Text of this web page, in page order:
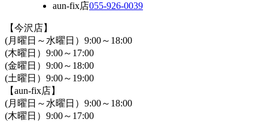
aun-fix店055-926-0039
【今沢店】
(月曜日～水曜日）9:00～18:00
(木曜日）9:00～17:00
(金曜日）9:00～18:00
(土曜日）9:00～19:00
【aun-fix店】
(月曜日～水曜日）9:00～18:00
(木曜日）9:00～17:00